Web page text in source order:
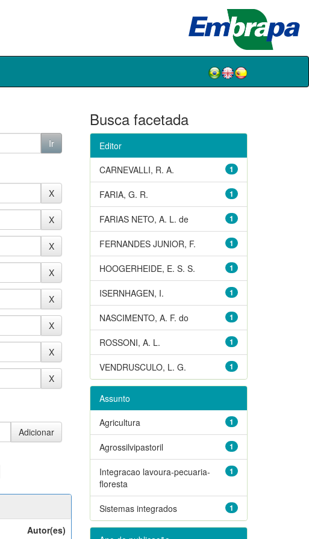
Autor(es)
Busca facetada
Editor
1
CARNEVALLI, R. A.
1
FARIA, G. R.
1
FARIAS NETO, A. L. de
1
FERNANDES JUNIOR, F.
1
HOOGERHEIDE, E. S. S.
1
ISERNHAGEN, I.
1
NASCIMENTO, A. F. do
1
ROSSONI, A. L.
1
VENDRUSCULO, L. G.
Assunto
1
Agricultura
1
Agrossilvipastoril
1
Integracao lavoura-pecuaria-
floresta
1
Sistemas integrados